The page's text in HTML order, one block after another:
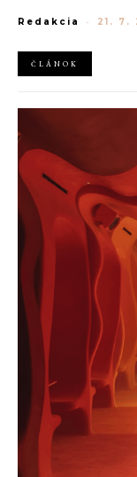
luxuse zostáva
Redakcia - 21. 7.
ČLÁNOK